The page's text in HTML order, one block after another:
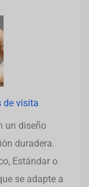
de visita
un diseño
duradera.
Estándar o
se adapte a